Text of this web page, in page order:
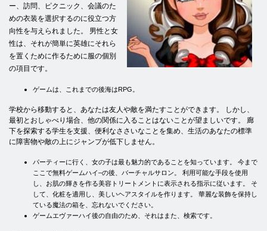
ー、訪問、ピクニック、会議のた
めの衣装を選択するのに役立つ方
向性を与えられました。 男性と女
性は、それが簡単に英雄にそれら
を置くために作るために服の個別
の項目です。
ゲームは、これまでの後海はRPG。
学校から移動すると、あなたは友人や敵を満たすことができます。 しかし、
最初とおしゃべり場合、他の関係に入ることはないことが望ましいです。 廊
下を探索する学生を支援、便利なささいなことを集め、生活のあなたの標準
に障害物や敵の上にジャンプが低下しません。
パーティーに行く、女の子は最も魅力的であることを知っています。 今まで
ここで無料ゲームハイ–の後、バーチャルサロン。 利用可能な手段を使用
し、お肌の輝きを作る美容トリートメントに表示される指示に従います。 そ
して、化粧を適用し、美しいヘアスタイルを作ります。 華麗な装飾を保持し
ている魔法の箱を、忘れないでください。
ゲームエヴァーハイ後の自由のため、それはまた、検索です。